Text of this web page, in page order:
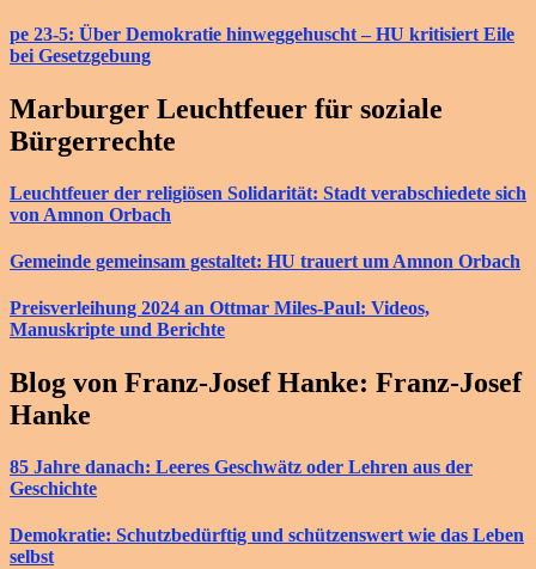
pe 23-5: Über Demokratie hinweggehuscht – HU kritisiert Eile
bei Gesetzgebung
Marburger Leuchtfeuer für soziale
Bürgerrechte
Leuchtfeuer der religiösen Solidarität: Stadt verabschiedete sich
von Amnon Orbach
Gemeinde gemeinsam gestaltet: HU trauert um Amnon Orbach
Preisverleihung 2024 an Ottmar Miles-Paul: Videos,
Manuskripte und Berichte
Blog von Franz-Josef Hanke: Franz-Josef
Hanke
85 Jahre danach: Leeres Geschwätz oder Lehren aus der
Geschichte
Demokratie: Schutzbedürftig und schützenswert wie das Leben
selbst